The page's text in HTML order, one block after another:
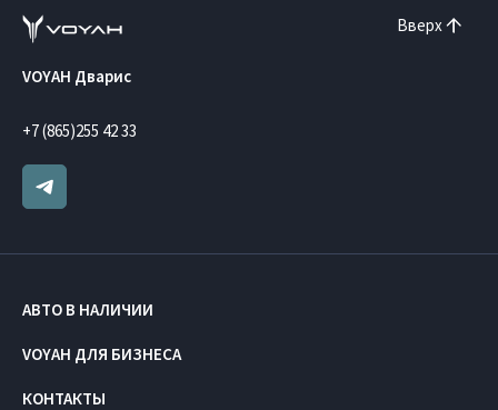
Вверх
VOYAH Дварис
+7 (865)255 42 33
АВТО В НАЛИЧИИ
VOYAH ДЛЯ БИЗНЕСА
КОНТАКТЫ